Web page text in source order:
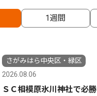
1週間
さがみはら中央区・緑区
2026.08.06
ＳＣ相模原氷川神社で必